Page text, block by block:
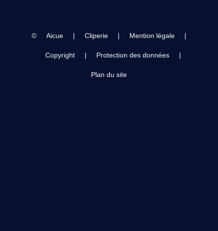
© Aicue | Cliperie | Mention légale |
Copyright | Protection des données |
Plan du site